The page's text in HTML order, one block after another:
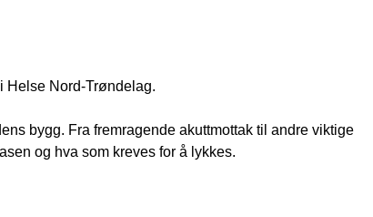
Helse Nord-Trøndelag.
bygg. Fra fremragende akuttmottak til andre viktige
og hva som kreves for å lykkes.